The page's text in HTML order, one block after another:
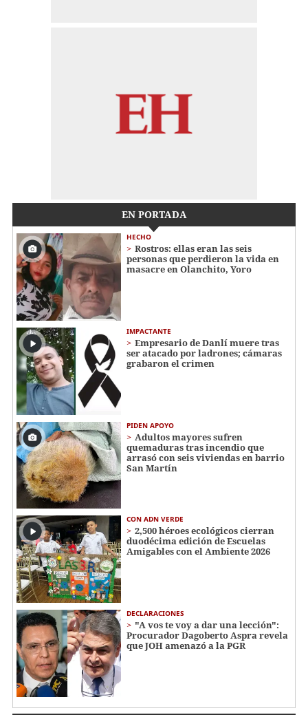
EN PORTADA
HECHO
Rostros: ellas eran las seis
personas que perdieron la vida en
masacre en Olanchito, Yoro
IMPACTANTE
Empresario de Danlí muere tras
ser atacado por ladrones; cámaras
grabaron el crimen
PIDEN APOYO
Adultos mayores sufren
quemaduras tras incendio que
arrasó con seis viviendas en barrio
San Martín
CON ADN VERDE
2,500 héroes ecológicos cierran
duodécima edición de Escuelas
Amigables con el Ambiente 2026
DECLARACIONES
"A vos te voy a dar una lección":
Procurador Dagoberto Aspra revela
que JOH amenazó a la PGR